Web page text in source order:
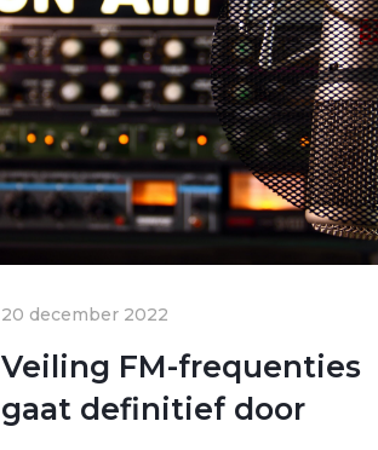
20 december 2022
Veiling FM-frequenties
gaat definitief door